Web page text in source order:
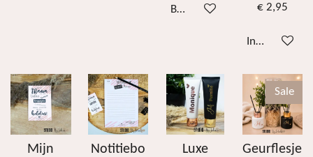
Bekijk details € 2,95
In
Mijn
Notitiebo
Luxe
Sale
Geurflesje